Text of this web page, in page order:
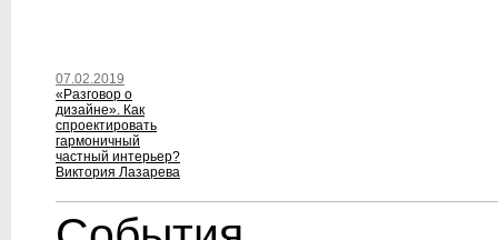
07.02.2019
«Разговор о
дизайне». Как
спроектировать
гармоничный
частный интерьер?
Виктория Лазарева